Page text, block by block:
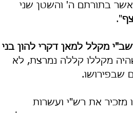
אשר בתורתם ה' והשטן שני
".
מקלל למאן דקרי להון בני
מקללו קללה נמרצת, לא
שבפירושו.
מזכיר את רש"י ועשרות